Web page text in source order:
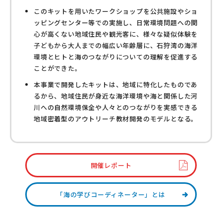
このキットを用いたワークショップを公共施設やショ
ッピングセンター等での実施し、日常環境問題への関
心が高くない地域住民や観光客に、様々な疑似体験を
子どもから大人までの幅広い年齢層に、石狩湾の海洋
環境とヒトと海のつながりについての理解を促進する
ことができた。
本事業で開発したキットは、地域に特化したものであ
るから、地域住民が身近な海洋環境や海と関係した河
川への自然環境保全や人々とのつながりを実感できる
地域密着型のアウトリーチ教材開発のモデルとなる。
開催レポート
「海の学びコーディネーター」とは